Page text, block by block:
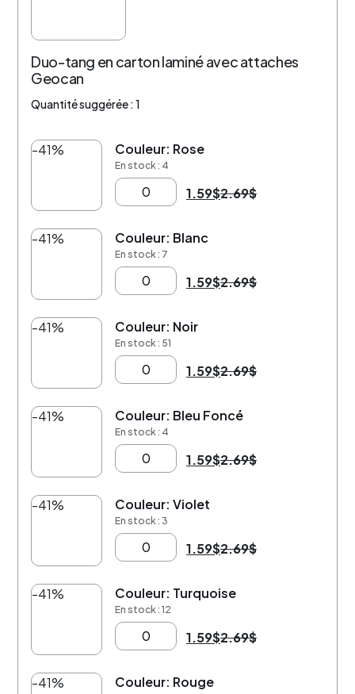
Duo-tang en carton laminé avec attaches
Geocan
Quantité suggérée : 1
-41% Couleur: Rose
En stock : 4
1.59$2.69$
-41% Couleur: Blanc
En stock : 7
1.59$2.69$
-41% Couleur: Noir
En stock : 51
1.59$2.69$
-41% Couleur: Bleu Foncé
En stock : 4
1.59$2.69$
-41% Couleur: Violet
En stock : 3
1.59$2.69$
-41% Couleur: Turquoise
En stock : 12
1.59$2.69$
-41% Couleur: Rouge